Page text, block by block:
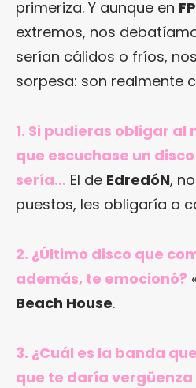
primeriza. Y aunque en
extremos, nos
serían cálidos o fríos,
sorpesa: son realmente
1. Si pudieras obligar al
que escuchase un
sería… El de EdredóN,
puestos, les obligaría a
2. ¿Último disco que
además, te emocionó?
Beach House.
3. ¿Cuál es la banda
que te daría